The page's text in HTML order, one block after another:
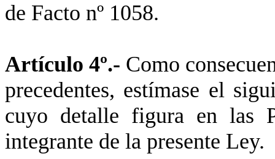
de Facto nº 1058.
Artículo 4º.- Como
precedentes, estímase el
cuyo detalle figura en las
integrante de la presente Ley.